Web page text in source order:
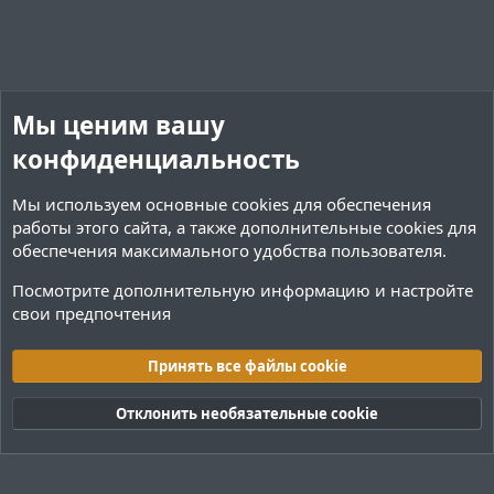
г
о
о
с
о
с
Cookies Тёмная (2020)
Русский (RU)
Обратная связь
Условия и правила
Политика конфиденциальности
Помощь
R
Мы ценим вашу
конфиденциальность
Мы используем основные cookies для обеспечения
работы этого сайта, а также дополнительные cookies для
обеспечения максимального удобства пользователя.
Посмотрите дополнительную информацию и настройте
свои предпочтения
Принять все файлы cookie
Отклонить необязательные cookie